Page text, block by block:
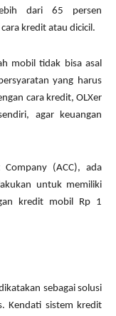
dari 65 persen
kredit atau dicicil.
mobil tidak bisa asal
yang harus
cara kredit, OLXer
agar keuangan
(ACC), ada
untuk memiliki
kredit mobil Rp 1
sebagai solusi
Kendati sistem kredit